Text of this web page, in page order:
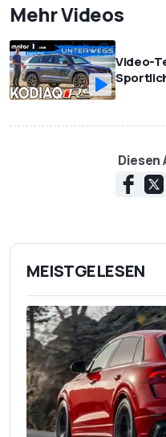
Mehr Videos
Video-
Diesen
MEISTGELESEN